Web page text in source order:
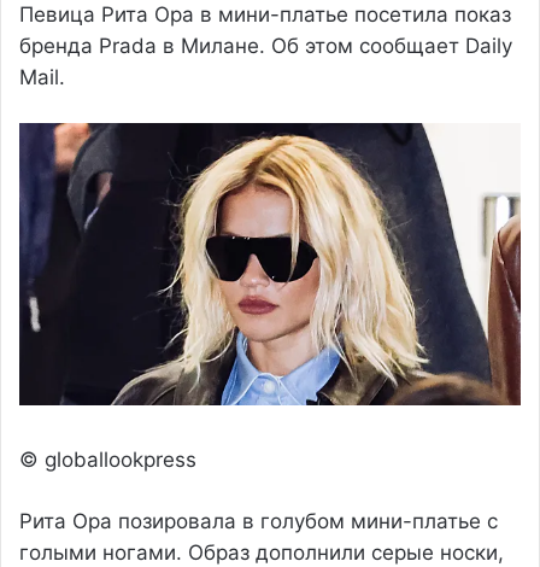
Певица Рита Ора в мини-платье посетила показ
бренда Prada в Милане. Об этом сообщает Dailу
Mail.
© globallookpress
Рита Ора позировала в голубом мини-платье с
голыми ногами. Образ дополнили серые носки,